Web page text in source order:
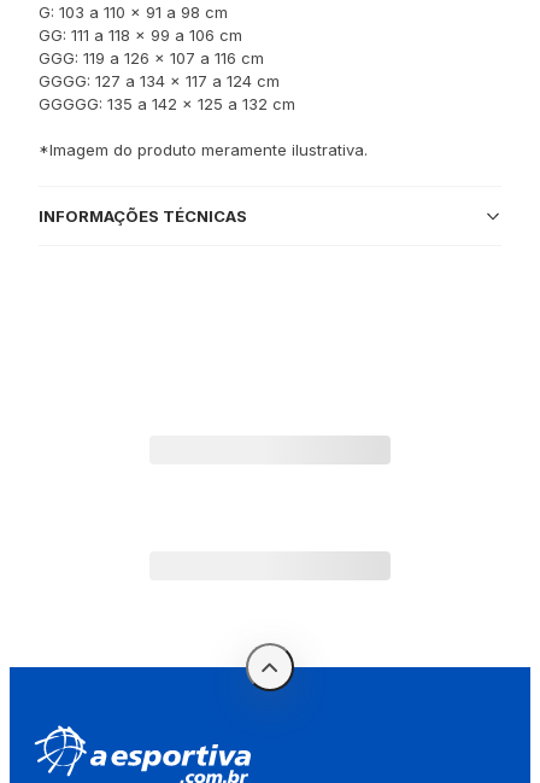
G: 103 a 110 x 91 a 98 cm
GG: 111 a 118 x 99 a 106 cm
GGG: 119 a 126 x 107 a 116 cm
GGGG: 127 a 134 x 117 a 124 cm
GGGGG: 135 a 142 x 125 a 132 cm
*Imagem do produto meramente ilustrativa.
INFORMAÇÕES TÉCNICAS